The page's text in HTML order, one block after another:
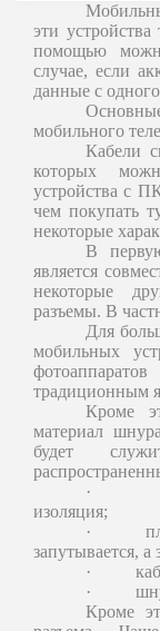
эти
помощью
случае, если
данные с
мобильного
Кабели
которых
устройства с
чем покупать
некоторые
В
является
некоторые
разъемы. В
Для
мобильных
традиционным
Кроме
материал
будет
·
изоляция;
·
запутывается,
·
·
Кроме